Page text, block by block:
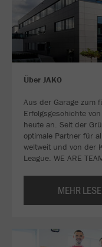
Über JAKO
Aus der Garage zum
Erfolgsgeschichte
heute an. Seit der
optimale Partner für
weltweit und von der
League. WE ARE
MEHR